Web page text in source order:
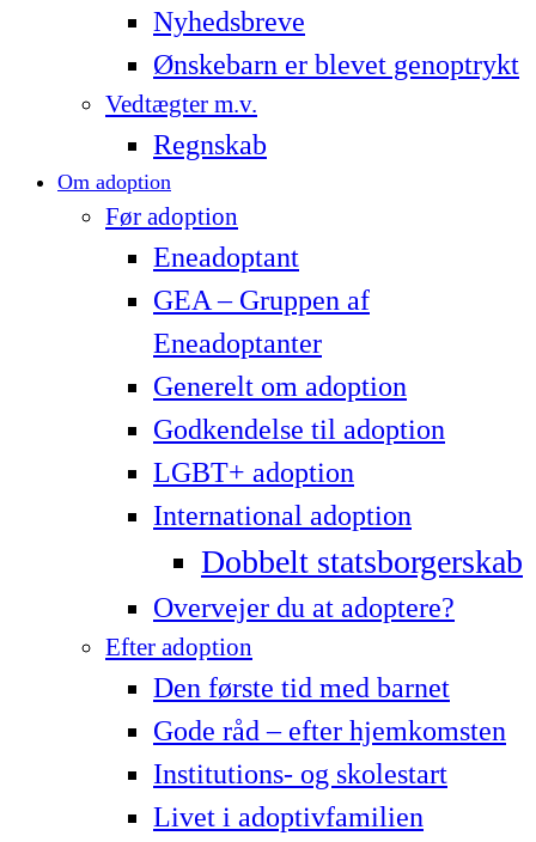
Nyhedsbreve
Ønskebarn er blevet genoptrykt
Vedtægter m.v.
Regnskab
Om adoption
Før adoption
Eneadoptant
GEA – Gruppen af
Eneadoptanter
Generelt om adoption
Godkendelse til adoption
LG­BT+ adoption
International adoption
Dobbelt statsborgerskab
Overvejer du at adoptere?
Efter adoption
Den første tid med barnet
Gode råd – efter hjemkomsten
Institutions- og skolestart
Livet i adoptivfamilien